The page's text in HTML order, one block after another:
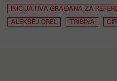
INICIJATIVA GRAĐANA ZA
ALEKSEJ OREL
TRIBINA